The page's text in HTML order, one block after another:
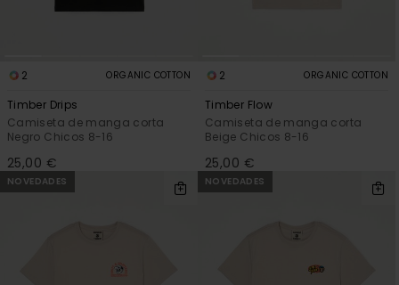
2 ORGANIC COTTON
Timber Drips
Camiseta de manga corta
Negro Chicos 8-16
25,00 €
2 ORGANIC COTTON
Timber Flow
Camiseta de manga corta
Beige Chicos 8-16
25,00 €
NOVEDADES NOVEDADES